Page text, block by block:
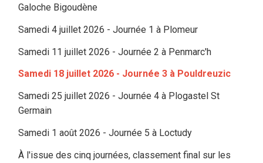
Galoche Bigoudène
Samedi 4 juillet 2026 - Journée 1 à Plomeur
Samedi 11 juillet 2026 - Journée 2 à Penmarc'h
Samedi 18 juillet 2026 - Journée 3 à Pouldreuzic
Samedi 25 juillet 2026 - Journée 4 à Plogastel St
Germain
Samedi 1 août 2026 - Journée 5 à Loctudy
À l'issue des cinq journées, classement final sur les